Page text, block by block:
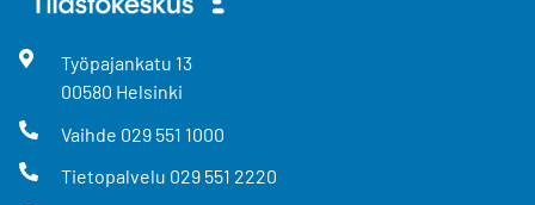
Työpajankatu 13
00580 Helsinki
Vaihde 029 551 1000
Tietopalvelu 029 551 2220